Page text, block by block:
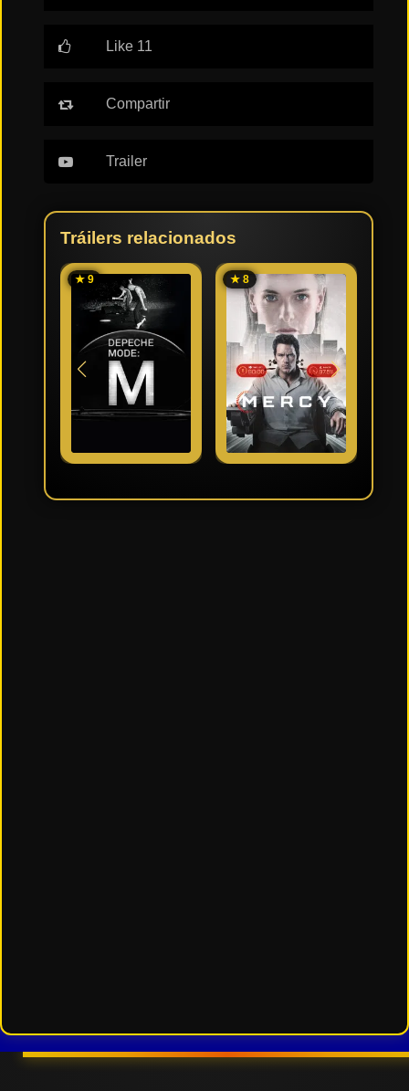
Like 11
Compartir
Trailer
Tráilers relacionados
★ 9 ★ 8